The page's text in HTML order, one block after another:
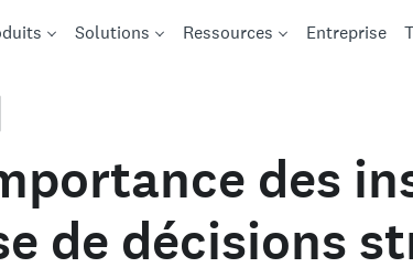
Solutions Ressources Entreprise
des
de décisions